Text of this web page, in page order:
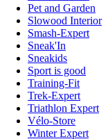
Pet and Garden
Slowood Interior
Smash-Expert
Sneak'In
Sneakids
Sport is good
Training-Fit
Trek-Expert
Triathlon Expert
Vélo-Store
Winter Expert